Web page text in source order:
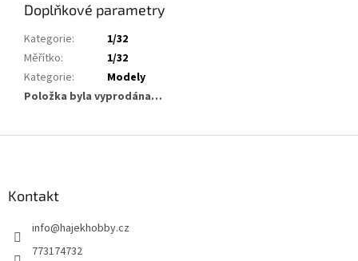
Doplňkové parametry
Kategorie:
1/32
Měřítko:
1/32
Kategorie:
Modely
Položka byla vyprodána…
Kontakt
info@hajekhobby.cz
773174732